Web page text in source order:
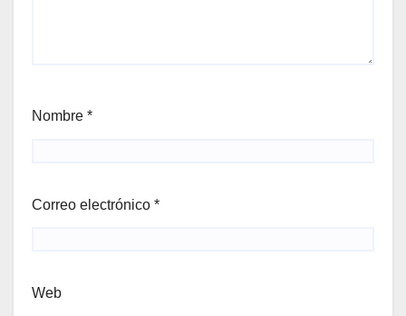
Nombre *
Correo electrónico *
Web